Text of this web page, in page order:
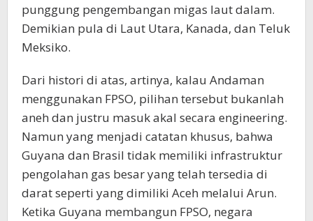
punggung pengembangan migas laut dalam.
Demikian pula di Laut Utara, Kanada, dan Teluk
Meksiko.
Dari histori di atas, artinya, kalau Andaman
menggunakan FPSO, pilihan tersebut bukanlah
aneh dan justru masuk akal secara engineering.
Namun yang menjadi catatan khusus, bahwa
Guyana dan Brasil tidak memiliki infrastruktur
pengolahan gas besar yang telah tersedia di
darat seperti yang dimiliki Aceh melalui Arun.
Ketika Guyana membangun FPSO, negara